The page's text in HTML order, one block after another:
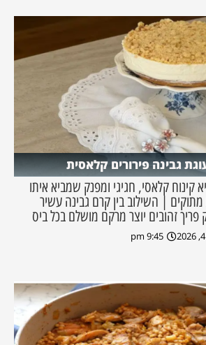
גבינה פירורים קלאסית
קינוח קלאסי, חגיגי ומפנק שמביא איתו
מתוקים | השילוב בין קרם גבינה עשיר
פריך זהובים יוצר מרקם מושלם בכל ביס
9:45 pm